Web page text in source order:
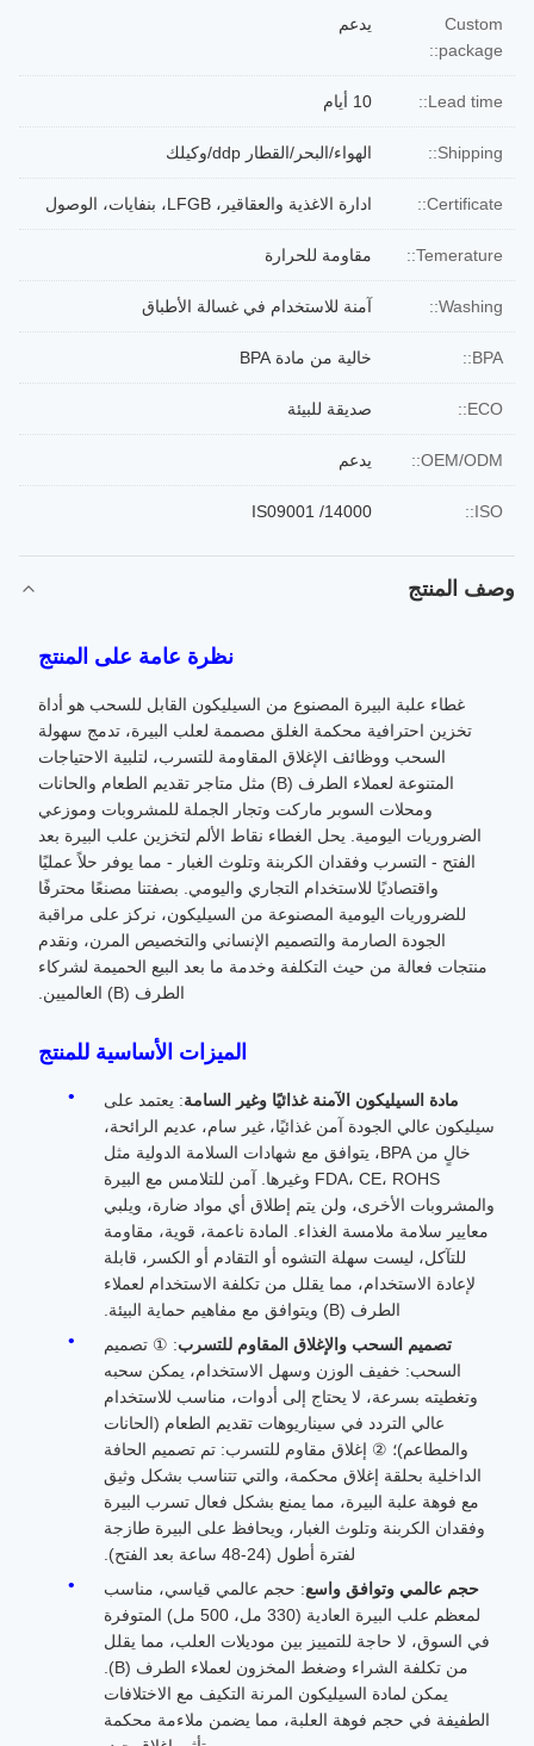
Custom
package::
يدعم
Lead time:: 10 أيام
Shipping:: الهواء/البحر/القطار ddp/وكيلك
Certificate:: ادارة الاغذية والعقاقير، LFGB، بنفايات، الوصول
Temerature:: مقاومة للحرارة
Washing:: آمنة للاستخدام في غسالة الأطباق
BPA:: خالية من مادة BPA
ECO:: صديقة للبيئة
OEM/ODM:: يدعم
ISO::
IS09001 /14000
وصف المنتج
نظرة عامة على المنتج
غطاء علبة البيرة المصنوع من السيليكون القابل للسحب هو أداة
تخزين احترافية محكمة الغلق مصممة لعلب البيرة، تدمج سهولة
السحب ووظائف الإغلاق المقاومة للتسرب، لتلبية الاحتياجات
المتنوعة لعملاء الطرف (B) مثل متاجر تقديم الطعام والحانات
ومحلات السوبر ماركت وتجار الجملة للمشروبات وموزعي
الضروريات اليومية. يحل الغطاء نقاط الألم لتخزين علب البيرة بعد
الفتح - التسرب وفقدان الكربنة وتلوث الغبار - مما يوفر حلاً عمليًا
واقتصاديًا للاستخدام التجاري واليومي. بصفتنا مصنعًا محترفًا
للضروريات اليومية المصنوعة من السيليكون، نركز على مراقبة
الجودة الصارمة والتصميم الإنساني والتخصيص المرن، ونقدم
منتجات فعالة من حيث التكلفة وخدمة ما بعد البيع الحميمة لشركاء
الطرف (B) العالميين.
الميزات الأساسية للمنتج
مادة السيليكون الآمنة غذائيًا وغير السامة: يعتمد على
سيليكون عالي الجودة آمن غذائيًا، غير سام، عديم الرائحة،
خالٍ من BPA، يتوافق مع شهادات السلامة الدولية مثل
FDA، CE، ROHS وغيرها. آمن للتلامس مع البيرة
والمشروبات الأخرى، ولن يتم إطلاق أي مواد ضارة، ويلبي
معايير سلامة ملامسة الغذاء. المادة ناعمة، قوية، مقاومة
للتآكل، ليست سهلة التشوه أو التقادم أو الكسر، قابلة
لإعادة الاستخدام، مما يقلل من تكلفة الاستخدام لعملاء
الطرف (B) ويتوافق مع مفاهيم حماية البيئة.
تصميم السحب والإغلاق المقاوم للتسرب: ① تصميم
السحب: خفيف الوزن وسهل الاستخدام، يمكن سحبه
وتغطيته بسرعة، لا يحتاج إلى أدوات، مناسب للاستخدام
عالي التردد في سيناريوهات تقديم الطعام (الحانات
والمطاعم)؛ ② إغلاق مقاوم للتسرب: تم تصميم الحافة
الداخلية بحلقة إغلاق محكمة، والتي تتناسب بشكل وثيق
مع فوهة علبة البيرة، مما يمنع بشكل فعال تسرب البيرة
وفقدان الكربنة وتلوث الغبار، ويحافظ على البيرة طازجة
لفترة أطول (24-48 ساعة بعد الفتح).
حجم عالمي وتوافق واسع: حجم عالمي قياسي، مناسب
لمعظم علب البيرة العادية (330 مل، 500 مل) المتوفرة
في السوق، لا حاجة للتمييز بين موديلات العلب، مما يقلل
من تكلفة الشراء وضغط المخزون لعملاء الطرف (B).
يمكن لمادة السيليكون المرنة التكيف مع الاختلافات
الطفيفة في حجم فوهة العلبة، مما يضمن ملاءمة محكمة